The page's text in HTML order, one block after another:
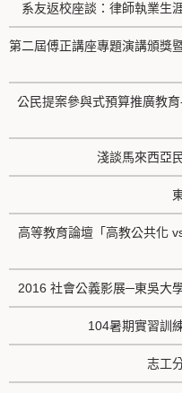
系友返校座談：律師執業生
第二屆傅正講座專題演講頒獎
公民提案參與式預算推廣教
淺談馬來西亞
高等教育論壇「高教公共化
2016 社會公義影展─東吳大
104暑期實習訓
志工